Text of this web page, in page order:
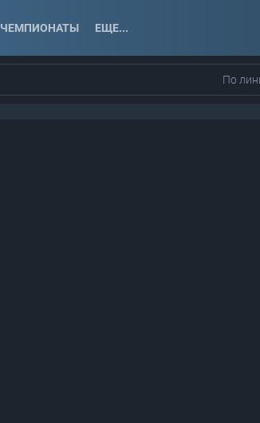
ЧЕМПИОНАТЫ ЕЩЕ...
По